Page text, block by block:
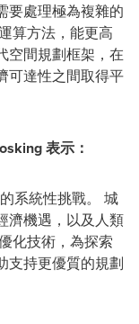
要處理極為複雜的
算方法，能更高
空間規劃框架，在
可達性之間取得平
表示：
系統性挑戰。 城
濟機遇，以及人類
化技術，為探索
支持更優質的規劃